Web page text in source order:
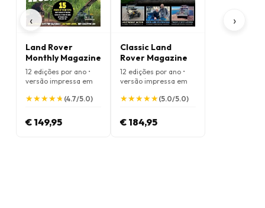
‹
Land Rover
Monthly Magazine
12 edições por ano •
versão impressa em
★
★★
★★
★★
★★
★ (4.7/5.0)
€ 149,95
Classic Land
Rover Magazine
12 edições por ano •
versão impressa em
★
★★
★★
★★
★★
★(5.0/5.0)
€ 184,95
›